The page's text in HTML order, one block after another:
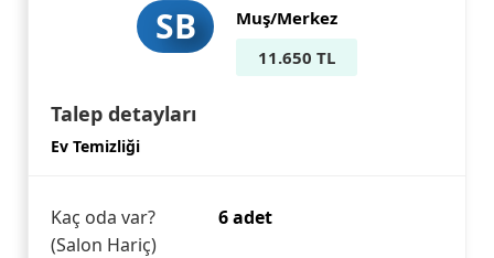
SB
Muş/Merkez
11.650 TL
Talep detayları
Ev Temizliği
Kaç oda var?
(Salon Hariç)
6 adet